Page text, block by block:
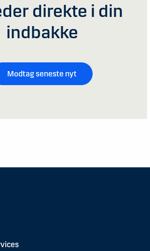
direkte i din
indbakke
Modtag seneste nyt